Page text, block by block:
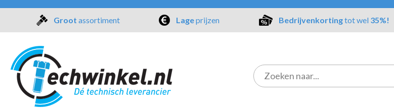
Groot assortiment Lageprijzen Bedrijvenkortingtot wel 35%!